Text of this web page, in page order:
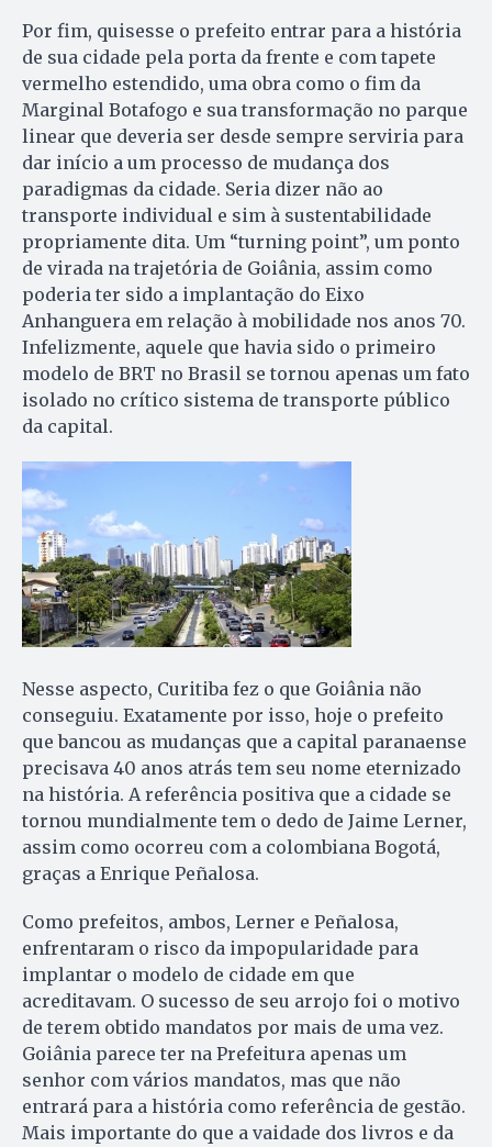
Por fim, quisesse o prefeito entrar pa­ra a história
de sua cidade pela por­ta da frente e com tapete
vermelho estendido, uma obra como o fim da
Marginal Botafogo e sua trans­formação no parque
linear que deveria ser desde sempre serviria para
dar início a um processo de mudança dos
paradigmas da ci­dade. Seria dizer não ao
transporte individual e sim à sus­tentabilidade
propriamente dita. Um “turning point”, um ponto
de virada na trajetória de Goiânia, assim como
poderia ter sido a implantação do Eixo
Anhanguera em relação à mobilidade nos anos 70.
Infelizmente, aquele que havia sido o primeiro
modelo de BRT no Brasil se tor­nou apenas um fato
isolado no crítico sis­tema de transporte público
da capital.
Nesse aspecto, Curitiba fez o que Goiânia não
conseguiu. Exa­tamente por isso, hoje o prefeito
que bancou as mudanças que a ca­pital paranaense
precisava 40 anos atrás tem seu nome eternizado
na história. A referência positiva que a cidade se
tornou mundialmente tem o dedo de Jaime Lerner,
assim como ocorreu com a co­lom­biana Bogotá,
graças a Enrique Peñalosa.
Como prefeitos, ambos, Lerner e Peñalosa,
enfrentaram o risco da impopularidade para
implantar o modelo de cidade em que
acreditavam. O su­cesso de seu arrojo foi o motivo
de terem obtido mandatos por mais de uma vez.
Goiânia parece ter na Prefeitura apenas um
senhor com vários mandatos, mas que não
entrará para a história como referência de gestão.
Mais importante do que a vaidade dos livros e da